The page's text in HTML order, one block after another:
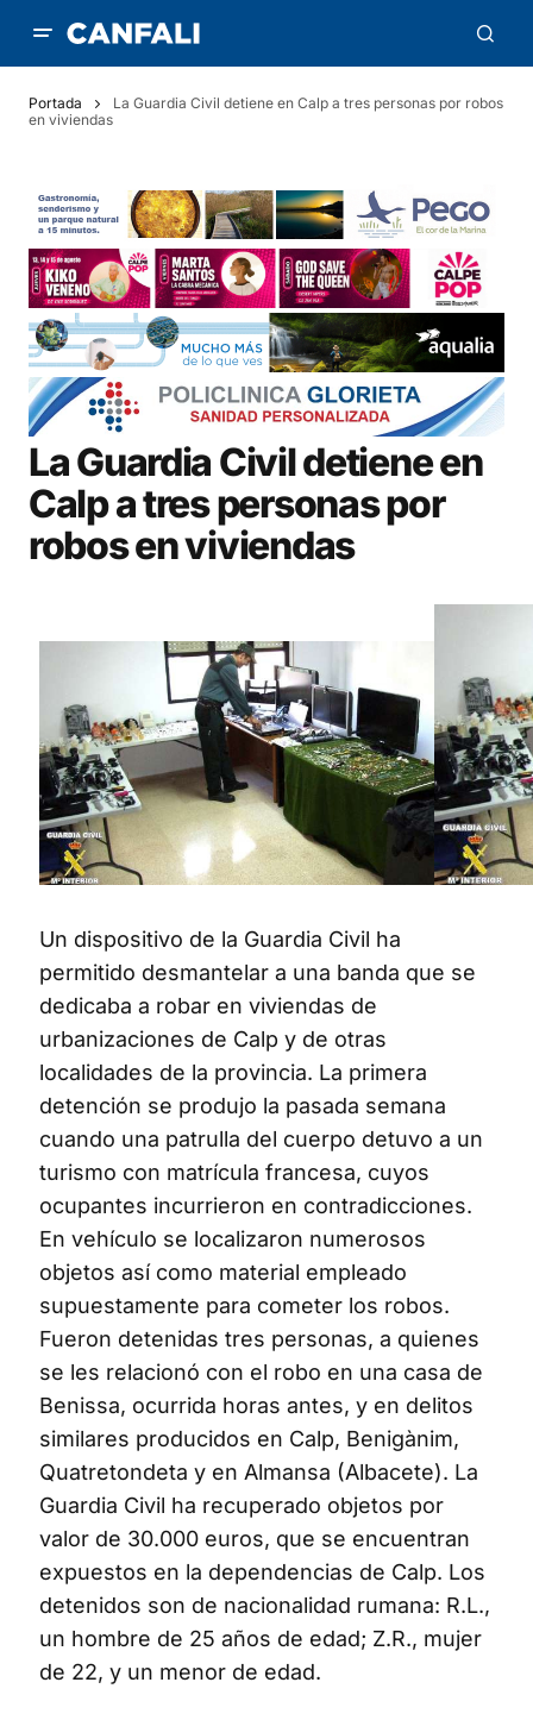
Portada
La Guardia Civil detiene en Calp a tres personas por robos
en viviendas
La Guardia Civil detiene en
Calp a tres personas por
robos en viviendas
Un dispositivo de la Guardia Civil ha
permitido desmantelar a una banda que se
dedicaba a robar en viviendas de
urbanizaciones de Calp y de otras
localidades de la provincia. La primera
detención se produjo la pasada semana
cuando una patrulla del cuerpo detuvo a un
turismo con matrícula francesa, cuyos
ocupantes incurrieron en contradicciones.
En vehículo se localizaron numerosos
objetos así como material empleado
supuestamente para cometer los robos.
Fueron detenidas tres personas, a quienes
se les relacionó con el robo en una casa de
Benissa, ocurrida horas antes, y en delitos
similares producidos en Calp, Benigànim,
Quatretondeta y en Almansa (Albacete). La
Guardia Civil ha recuperado objetos por
valor de 30.000 euros, que se encuentran
expuestos en la dependencias de Calp. Los
detenidos son de nacionalidad rumana: R.L.,
un hombre de 25 años de edad; Z.R., mujer
de 22, y un menor de edad.